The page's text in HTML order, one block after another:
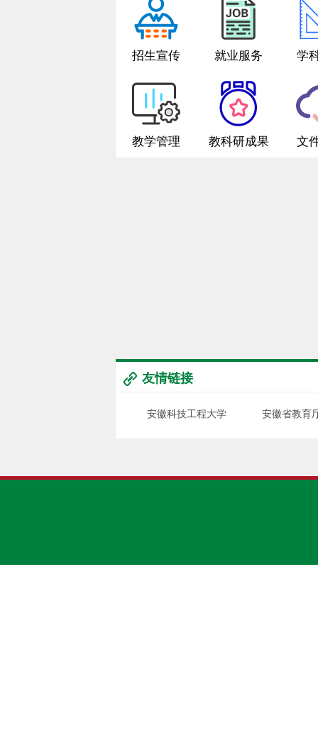
招生宣传 就业服务 学
教学管理 教科研成果 文
友情链接
安徽科技工程大学 安徽省教育